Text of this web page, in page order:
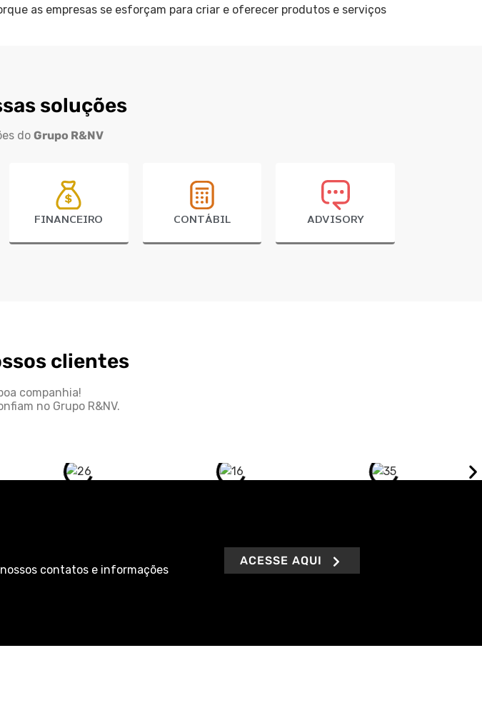
as empresas se esforçam para criar e oferecer produtos e serviços
soluções
do Grupo R&NV
FINANCEIRO CONTÁBIL ADVISORY
clientes
companhia!
no Grupo R&NV.
contatos e informações
ACESSE AQUI